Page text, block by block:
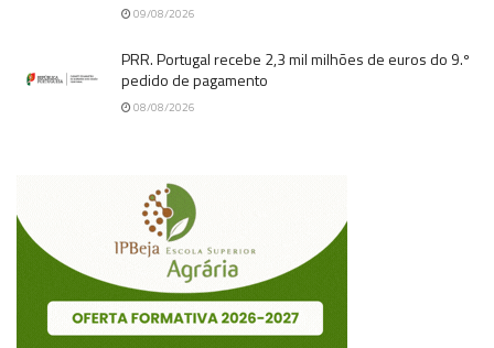
09/08/2026
PRR. Portugal recebe 2,3 mil milhões de euros do 9.º
pedido de pagamento
08/08/2026